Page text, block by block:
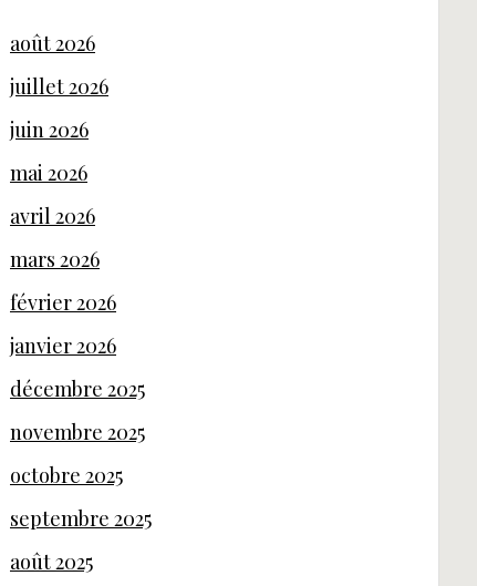
août 2026
juillet 2026
juin 2026
mai 2026
avril 2026
mars 2026
février 2026
janvier 2026
décembre 2025
novembre 2025
octobre 2025
septembre 2025
août 2025